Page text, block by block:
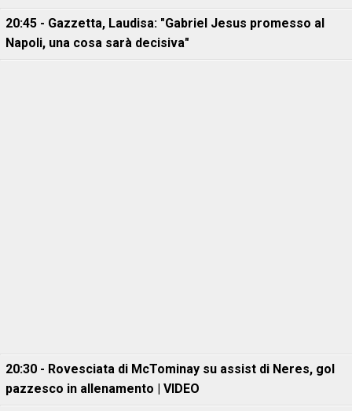
20:45 - Gazzetta, Laudisa: "Gabriel Jesus promesso al
Napoli, una cosa sarà decisiva"
20:30 - Rovesciata di McTominay su assist di Neres, gol
pazzesco in allenamento | VIDEO